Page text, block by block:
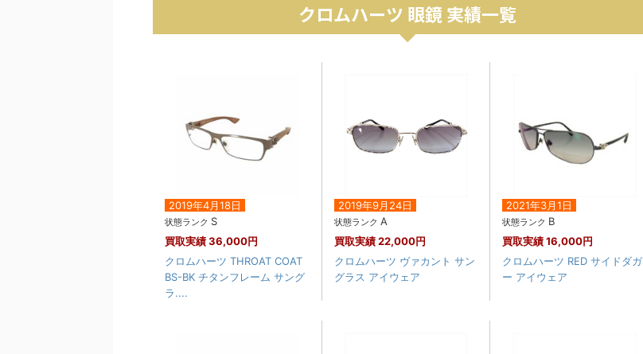
クロムハーツ 眼鏡 実績一覧
2019年4月18日
状態ランク S
買取実績36,000円
クロムハーツ THROAT COAT
BS-BK チタンフレーム サング
ラ....
2019年9月24日
状態ランク A
買取実績22,000円
クロムハーツ ヴァカント サン
グラス アイウェア
2021年3月1日
状態ランク B
買取実績16,000円
クロムハーツ RED サイドダガ
ー アイウェア